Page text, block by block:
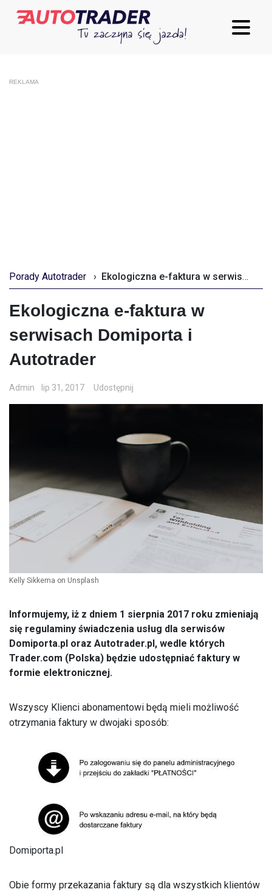
REKLAMA
Porady Autotrader › Ekologiczna e-faktura w serwisach Domiporta i Autotrader
Ekologiczna e-faktura w
serwisach Domiporta i
Autotrader
Admin lip 31, 2017 Udostępnij
Kelly Sikkema on Unsplash
Informujemy, iż z dniem 1 sierpnia 2017 roku zmieniają
się regulaminy świadczenia usług dla serwisów
Domiporta.pl oraz Autotrader.pl, wedle których
Trader.com (Polska) będzie udostępniać faktury w
formie elektronicznej.
Wszyscy Klienci abonamentowi będą mieli możliwość
otrzymania faktury w dwojaki sposób:
Domiporta.pl
Obie formy przekazania faktury są dla wszystkich klientów